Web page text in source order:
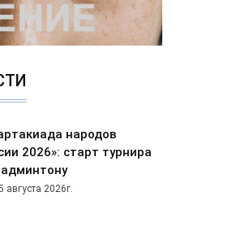
народов
2026»: старт турнира
августа 2026г.